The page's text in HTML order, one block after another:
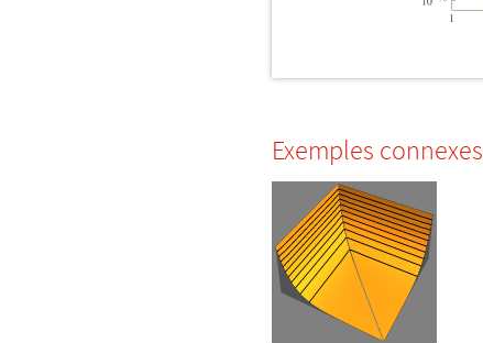
Exemples connexes